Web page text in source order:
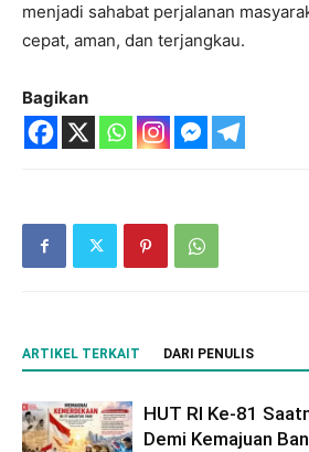
menjadi sahabat perjalanan
cepat, aman, dan terjangkau.
Bagikan
ARTIKEL TERKAIT DARI PENULIS
HUT RI Ke-81
Demi Kemajuan